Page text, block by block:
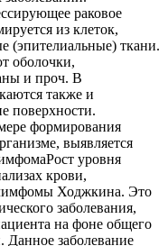
раковое
из клеток,
(эпителиальные) ткани.
оболочки,
и проч. В
также и
поверхности.
формирования
выявляется
уровня
крови,
Ходжкина. Это
заболевания,
на фоне общего
Данное заболевание